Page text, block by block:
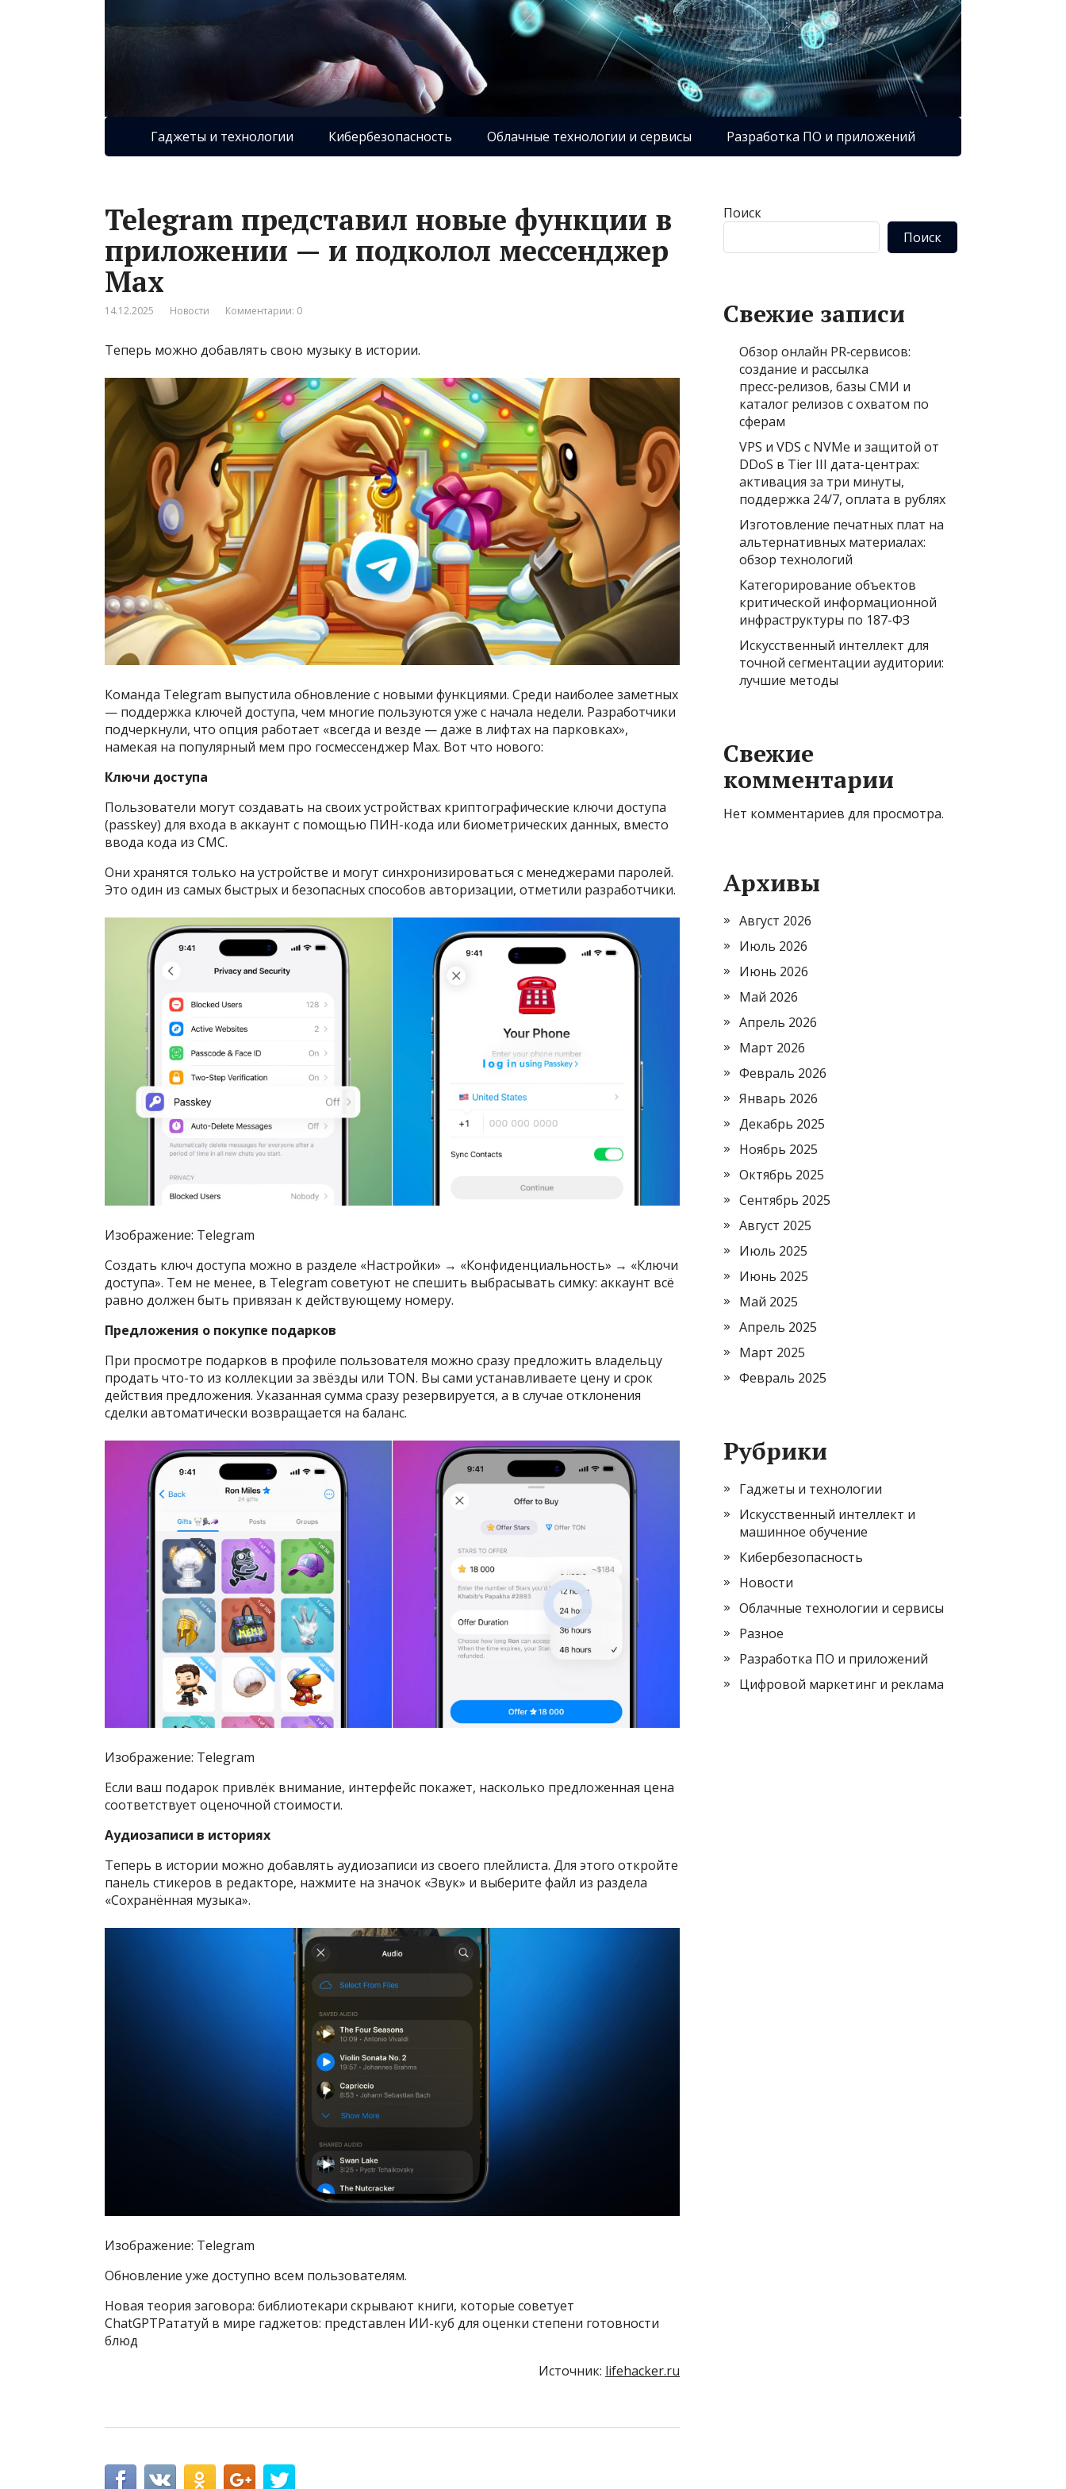
Гаджеты и технологии Кибербезопасность Облачные технологии и сервисы Разработка ПО и приложений
Telegram представил новые функции в
приложении — и подколол мессенджер
Max
14.12.2025 Новости Комментарии: 0
Теперь можно добавлять свою музыку в истории.
Команда Telegram выпустила обновление с новыми функциями. Среди наиболее заметных
— поддержка ключей доступа, чем многие пользуются уже с начала недели. Разработчики
подчеркнули, что опция работает «всегда и везде — даже в лифтах на парковках»,
намекая на популярный мем про госмессенджер Мах. Вот что нового:
Ключи доступа
Пользователи могут создавать на своих устройствах криптографические ключи доступа
(passkey) для входа в аккаунт с помощью ПИН-кода или биометрических данных, вместо
ввода кода из СМС.
Они хранятся только на устройстве и могут синхронизироваться с менеджерами паролей.
Это один из самых быстрых и безопасных способов авторизации, отметили разработчики.
Изображение: Telegram
Создать ключ доступа можно в разделе «Настройки» → «Конфиденциальность» → «Ключи
доступа». Тем не менее, в Telegram советуют не спешить выбрасывать симку: аккаунт всё
равно должен быть привязан к действующему номеру.
Предложения о покупке подарков
При просмотре подарков в профиле пользователя можно сразу предложить владельцу
продать что-то из коллекции за звёзды или TON. Вы сами устанавливаете цену и срок
действия предложения. Указанная сумма сразу резервируется, а в случае отклонения
сделки автоматически возвращается на баланс.
Изображение: Telegram
Если ваш подарок привлёк внимание, интерфейс покажет, насколько предложенная цена
соответствует оценочной стоимости.
Аудиозаписи в историях
Теперь в истории можно добавлять аудиозаписи из своего плейлиста. Для этого откройте
панель стикеров в редакторе, нажмите на значок «Звук» и выберите файл из раздела
«Сохранённая музыка».
Изображение: Telegram
Обновление уже доступно всем пользователям.
Новая теория заговора: библиотекари скрывают книги, которые советует
ChatGPTРататуй в мире гаджетов: представлен ИИ-куб для оценки степени готовности
блюд
Источник: lifehacker.ru
Поиск
Поиск
Свежие записи
Обзор онлайн PR‑сервисов:
создание и рассылка
пресс‑релизов, базы СМИ и
каталог релизов с охватом по
сферам
VPS и VDS с NVMe и защитой от
DDoS в Tier III дата-центрах:
активация за три минуты,
поддержка 24/7, оплата в рублях
Изготовление печатных плат на
альтернативных материалах:
обзор технологий
Категорирование объектов
критической информационной
инфраструктуры по 187-ФЗ
Искусственный интеллект для
точной сегментации аудитории:
лучшие методы
Свежие
комментарии
Нет комментариев для просмотра.
Архивы
Август 2026
Июль 2026
Июнь 2026
Май 2026
Апрель 2026
Март 2026
Февраль 2026
Январь 2026
Декабрь 2025
Ноябрь 2025
Октябрь 2025
Сентябрь 2025
Август 2025
Июль 2025
Июнь 2025
Май 2025
Апрель 2025
Март 2025
Февраль 2025
Рубрики
Гаджеты и технологии
Искусственный интеллект и
машинное обучение
Кибербезопасность
Новости
Облачные технологии и сервисы
Разное
Разработка ПО и приложений
Цифровой маркетинг и реклама